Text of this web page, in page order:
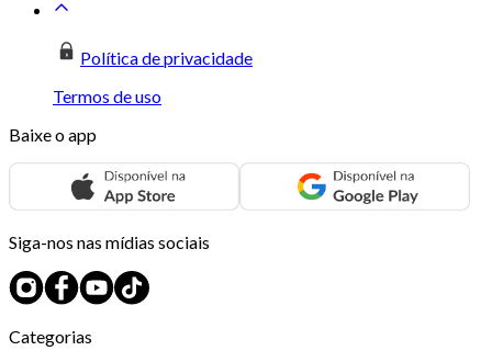
Política de privacidade
Termos de uso
Baixe o app
Siga-nos nas mídias sociais
Categorias